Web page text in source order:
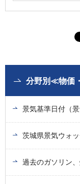
分野別≪物価
景気基準日付（
茨城県景気ウォ
過去のガソリン